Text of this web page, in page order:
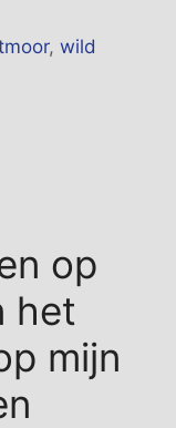
,wild
op
het
mijn